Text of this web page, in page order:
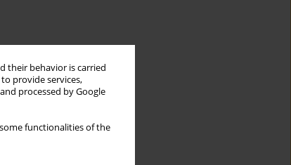
their behavior is carried
provide services,
processed by Google
functionalities of the